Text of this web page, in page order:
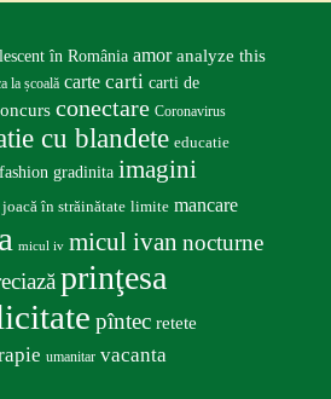
în România amor analyze this
la școală carte carti carti de
conectare Coronavirus
cu blandete educatie
fashion gradinita imagini
în străinătate limite mancare
micul iv micul ivan nocturne
prinţesa
pîntec retete
umanitar vacanta